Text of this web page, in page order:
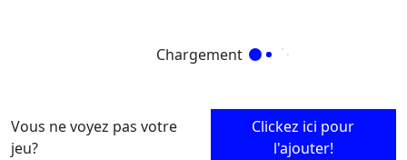
Chargement
Vous ne voyez pas votre
jeu?
Clickez ici pour
l'ajouter!